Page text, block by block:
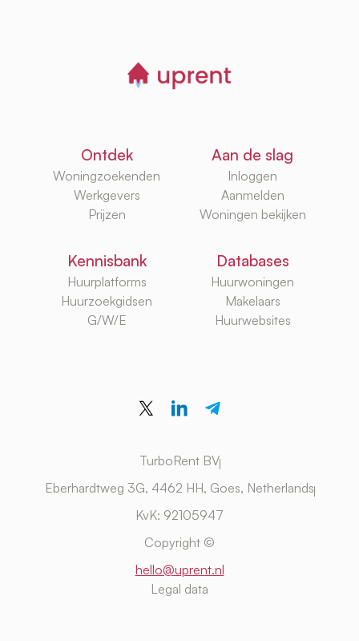
Ontdek
Woningzoekenden
Werkgevers
Prijzen
Aan de slag
Inloggen
Aanmelden
Woningen bekijken
Kennisbank
Huurplatforms
Huurzoekgidsen
G/W/E
Databases
Huurwoningen
Makelaars
Huurwebsites
TurboRent BV
Eberhardtweg 3G, 4462 HH, Goes, Netherlands
KvK: 92105947
Copyright ©
hello@uprent.nl
Legal data